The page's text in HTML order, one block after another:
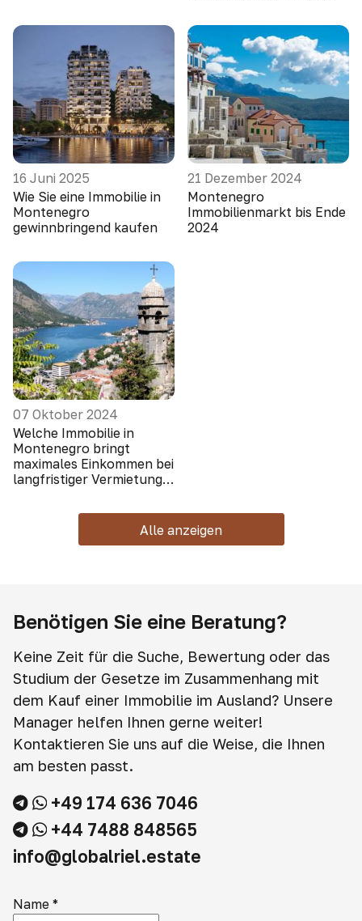
16 Juni 2025
Wie Sie eine Immobilie in
Montenegro
gewinnbringend kaufen
21 Dezember 2024
Montenegro
Immobilienmarkt bis Ende
2024
07 Oktober 2024
Welche Immobilie in
Montenegro bringt
maximales Einkommen bei
langfristiger Vermietung
Alle anzeigen
Benötigen Sie eine Beratung?
Keine Zeit für die Suche, Bewertung oder das
Studium der Gesetze im Zusammenhang mit
dem Kauf einer Immobilie im Ausland? Unsere
Manager helfen Ihnen gerne weiter!
Kontaktieren Sie uns auf die Weise, die Ihnen
am besten passt.
+49 174 636 7046
+44 7488 848565
info@globalriel.estate
Name *